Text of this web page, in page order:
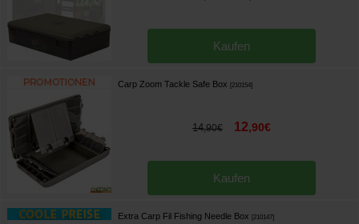
Kaufen
Carp Zoom Tackle Safe Box [210154]
14,90€ 12,90€
Kaufen
Extra Carp Fil Fishing Needle Box [210147]